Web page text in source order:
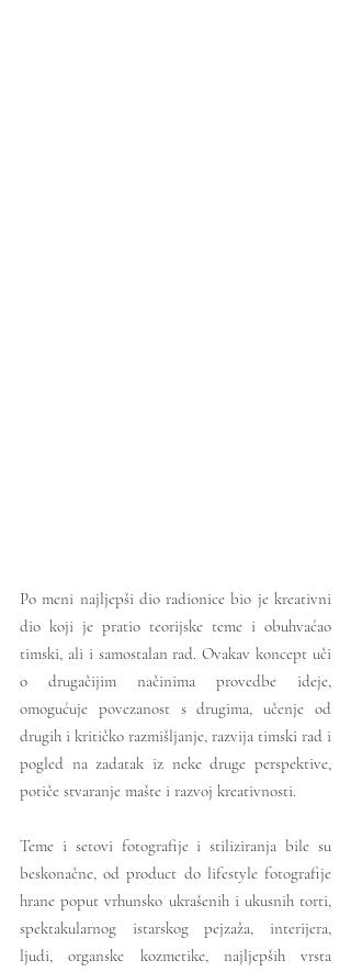
Po meni najljepši dio radionice bio je kreativni
dio koji je pratio teorijske teme i obuhvaćao
timski, ali i samostalan rad. Ovakav koncept uči
o drugačijim načinima provedbe ideje,
omogućuje povezanost s drugima, učenje od
drugih i kritičko razmišljanje, razvija timski rad i
pogled na zadatak iz neke druge perspektive,
potiče stvaranje mašte i razvoj kreativnosti.
Teme i setovi fotografije i stiliziranja bile su
beskonačne, od product do lifestyle fotografije
hrane poput vrhunsko ukrašenih i ukusnih torti,
spektakularnog istarskog pejzaža, interijera,
ljudi, organske kozmetike, najljepših vrsta